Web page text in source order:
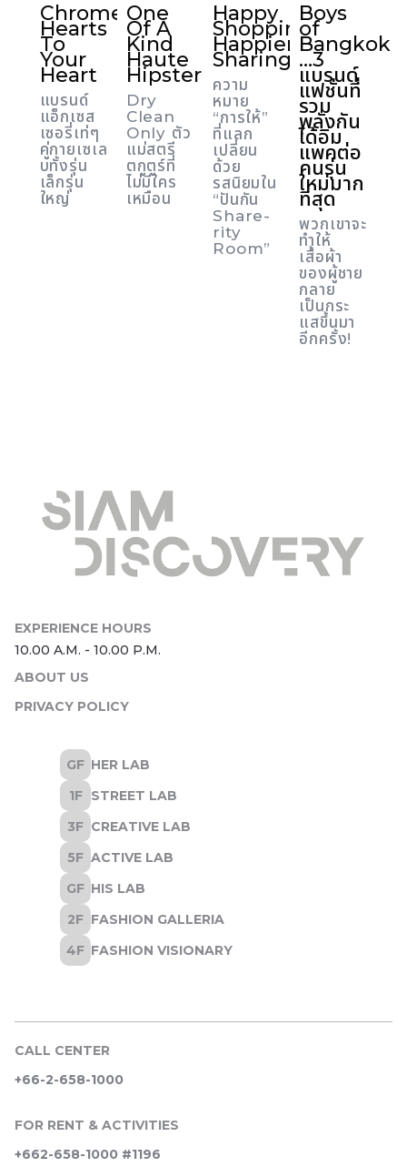
Chrome
Hearts
To
Your
Heart
แบรนด์
แอ็กเซส
เซอรี่เท่ๆ
คู่กายเซเล
บทั้งรุ่น
เล็กรุ่น
ใหญ่
One
Of A
Kind
Haute
Hipster
Dry
Clean
Only ตัว
แม่สตรี
ตกูตูร์ที่
ไม่มีใคร
เหมือน
Happy
Shopping,
Happier
Sharing
ความ
หมาย
“การให้”
ที่แลก
เปลี่ยน
ด้วย
รสนิยมใน
“ปันกัน
Share-
rity
Room”
Boys
of
Bangkok
…3
แบรนด์
แฟชั่นที่
รวม
พลังกัน
ได้อิม
แพคต่อ
คนรุ่น
ใหม่มาก
ที่สุด
พวกเขาจะ
ทำให้
เสื้อผ้า
ของผู้ชาย
กลาย
เป็นกระ
แสขึ้นมา
อีกครั้ง!
ABOUT US
PRIVACY POLICY
CALL CENTER
+66-2-658-1000
FOR RENT & ACTIVITIES
+662-658-1000 #1196